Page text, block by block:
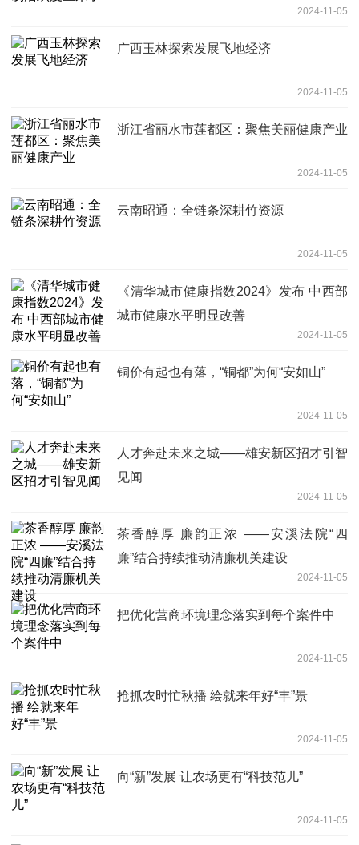
2024-11-05
广西玉林探索发展飞地经济
2024-11-05
浙江省丽水市莲都区：聚焦美丽健康产业
2024-11-05
云南昭通：全链条深耕竹资源
2024-11-05
《清华城市健康指数2024》发布 中西部
城市健康水平明显改善
2024-11-05
铜价有起也有落，“铜都”为何“安如山”
2024-11-05
人才奔赴未来之城——雄安新区招才引智
见闻
2024-11-05
茶香醇厚 廉韵正浓 ——安溪法院“四
廉”结合持续推动清廉机关建设
2024-11-05
把优化营商环境理念落实到每个案件中
2024-11-05
抢抓农时忙秋播 绘就来年好“丰”景
2024-11-05
向“新”发展 让农场更有“科技范儿”
2024-11-05